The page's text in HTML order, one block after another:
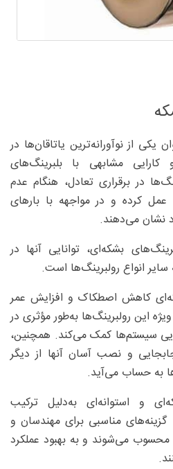
یکی از نوآورانه‌ترین یاتاقان‌ها در
مشابهی با بلبرینگ‌های
در برقراری تعادل، هنگام عدم
کرده و در مواجهه با بارهای
نشان می‌دهند.
بشکه‌ای، توانایی آنها در
انواع رولبرینگ‌ها است.
کاهش اصطکاک و افزایش عمر
این رولبرینگ‌ها به‌طور مؤثری در
سیستم‌ها کمک می‌کند. همچنین،
و نصب آسان آنها از دیگر
به حساب می‌آید.
و استوانه‌ای به‌دلیل ترکیب
گزینه‌های مناسبی برای مهندسان و
محسوب می‌شوند و به بهبود عملکرد